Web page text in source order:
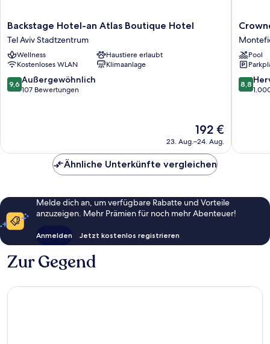
Backstage
Hotel-
an
Atlas
Boutique
Hotel
Tel
Backstage Hotel-an Atlas Boutique Hotel
Tel Aviv Stadtzentrum
Wellness
Haustiere erlaubt
Kostenloses WLAN
Klimaanlage
9.6
von
9,6 Außergewöhnlich
107 Bewertungen
Der
Preis
beträgt
192 €
192 €
23. Aug.–24. Aug.
Crowne
Plaza
Tel
Aviv
City
Center
by
Pool
8.8
von
8,8
Ähnliche Unterkünfte vergleichen
Melde dich an, um verfügbare Rabatte und Vorteile
anzuzeigen. Mehr Prämien für noch mehr Abenteuer!
Anmelden Jetzt kostenlos registrieren
Zur Gegend